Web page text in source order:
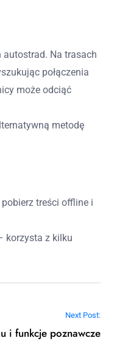
autostrad. Na trasach
połączenia
może odciąć
metodę
treści offline i
korzysta z kilku
Next Post:
i funkcje poznawcze